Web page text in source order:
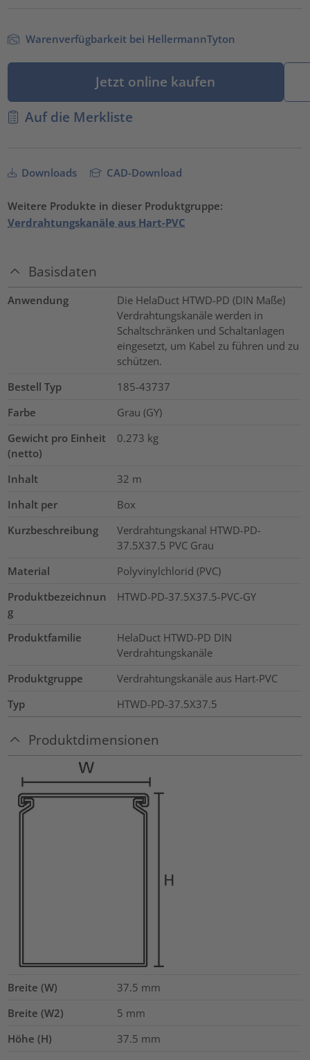
Warenverfügbarkeit bei HellermannTyton
Jetzt online kaufen
Auf die Merkliste
Downloads CAD-Download
Weitere Produkte in dieser Produktgruppe:
Verdrahtungskanäle aus Hart-PVC
Basisdaten
Anwendung
Die HelaDuct HTWD-PD (DIN Maße)
Verdrahtungskanäle werden in
Schaltschränken und Schaltanlagen
eingesetzt, um Kabel zu führen und zu
schützen.
Bestell Typ
185-43737
Farbe
Grau (GY)
Gewicht pro Einheit
(netto)
0.273 kg
Inhalt 32 m
Inhalt per
Box
Kurzbeschreibung
Verdrahtungskanal HTWD-PD-
37.5X37.5 PVC Grau
Material
Polyvinylchlorid (PVC)
Produktbezeichnun
g
HTWD-PD-37.5X37.5-PVC-GY
Produktfamilie
HelaDuct HTWD-PD DIN
Verdrahtungskanäle
Produktgruppe
Verdrahtungskanäle aus Hart-PVC
Typ
HTWD-PD-37.5X37.5
Produktdimensionen
Breite (W) 37.5 mm
Breite (W2)
5 mm
Höhe (H)
37.5 mm